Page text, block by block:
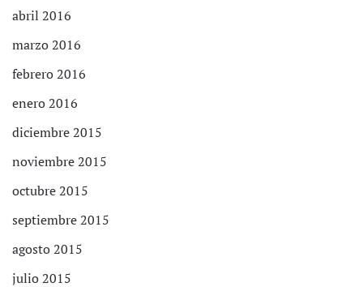
abril 2016
marzo 2016
febrero 2016
enero 2016
diciembre 2015
noviembre 2015
octubre 2015
septiembre 2015
agosto 2015
julio 2015